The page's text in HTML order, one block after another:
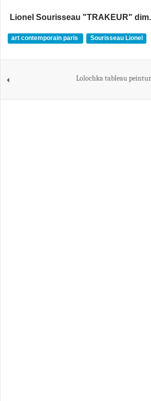
Lionel Sourisseau "TRAKEUR"
art contemporain paris Sourisseau Lionel
Lolochka tableau